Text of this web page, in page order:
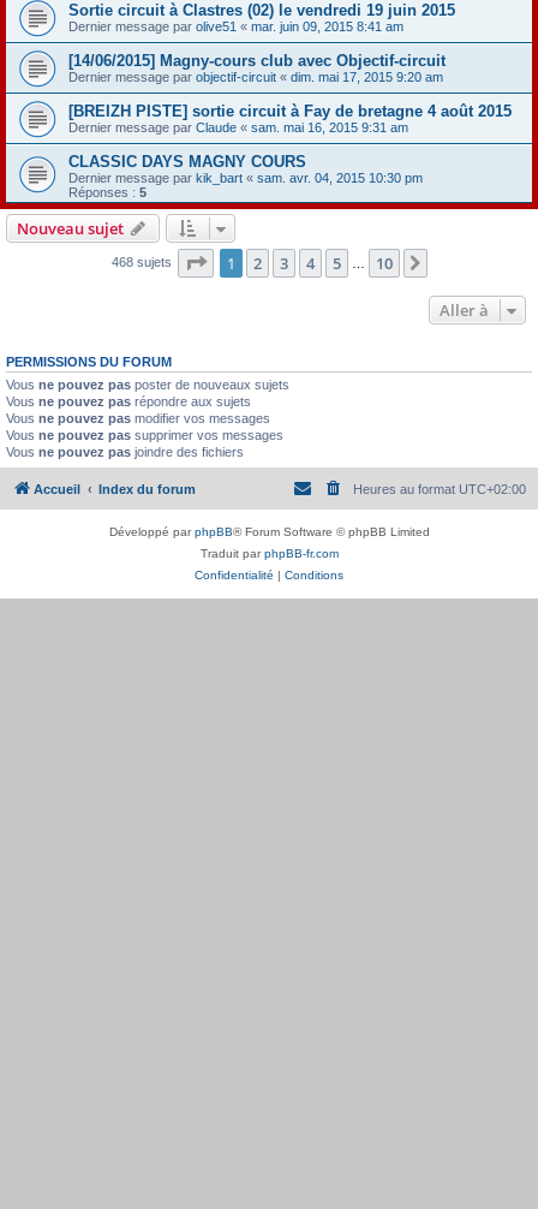
Sortie circuit à Clastres (02) le vendredi 19 juin 2015
Dernier message par olive51 « mar. juin 09, 2015 8:41 am
[14/06/2015] Magny-cours club avec Objectif-circuit
Dernier message par objectif-circuit « dim. mai 17, 2015 9:20 am
[BREIZH PISTE] sortie circuit à Fay de bretagne 4 août 2015
Dernier message par Claude « sam. mai 16, 2015 9:31 am
CLASSIC DAYS MAGNY COURS
Dernier message par kik_bart « sam. avr. 04, 2015 10:30 pm
Réponses : 5
Nouveau sujet
468 sujets Page 1sur10
1 2 3 4 5 10
Aller à
PERMISSIONS DU FORUM
Vous ne pouvez pas poster de nouveaux sujets
Vous ne pouvez pas répondre aux sujets
Vous ne pouvez pas modifier vos messages
Vous ne pouvez pas supprimer vos messages
Vous ne pouvez pas joindre des fichiers
Accueil Index du forum Heures au format UTC+02:00
Développé parphpBB® Forum Software © phpBB Limited
Traduit parphpBB-fr.com
Confidentialité | Conditions